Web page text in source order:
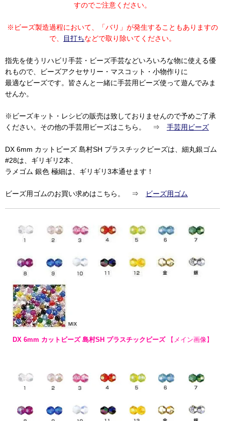
すのでご注意ください。
※ビーズ製造過程において、「バリ」が発生することもありますの
で、
目打ちなどで取り除いてください。
指先を使うリハビリ手芸・ビーズ手芸などいろいろな物に使える優
れもので、ビーズアクセサリー・マスコット・小物作りに
最適なビーズです。皆さんと一緒に手芸用ビーズ使って遊んでみま
せんか。
※ビーズキット・レシピの販売は致しておりませんので予めご了承
ください。その他の手芸用ビーズはこちら。 ⇒ 手芸用ビーズ
DX 6mm カットビーズ 島村SH プラスチックビーズは、細丸銀ゴム
#28は、ギリギリ2本、
ラメゴム 銀色 極細は、ギリギリ3本通せます！
ビーズ用ゴムのお買い求めはこちら。 ⇒ ビーズ用ゴム
DX 6mm カットビーズ 島村SH プラスチックビーズ【メイン画像】